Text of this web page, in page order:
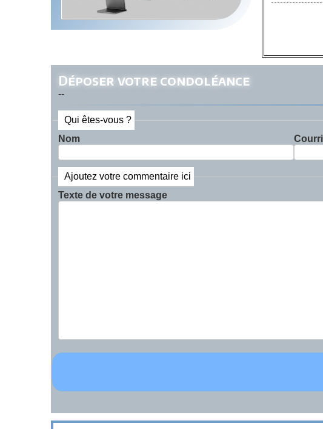
Déposer votre condoléance
--
Qui êtes-vous ?
Nom
Ajoutez votre commentaire ici
Texte de votre message